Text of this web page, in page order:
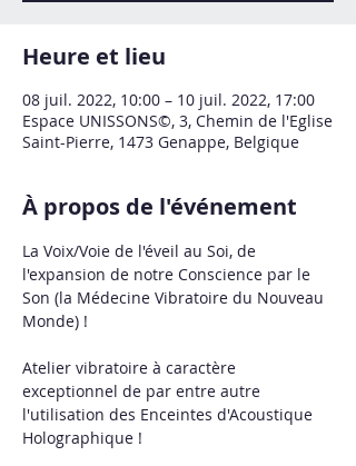
Heure et lieu
08 juil. 2022, 10:00 – 10 juil. 2022, 17:00
Espace UNISSONS©, 3, Chemin de l'Eglise
Saint-Pierre, 1473 Genappe, Belgique
À propos de l'événement
La Voix/Voie de l'éveil au Soi, de
l'expansion de notre Conscience par le
Son (la Médecine Vibratoire du Nouveau
Monde) !
Atelier vibratoire à caractère
exceptionnel de par entre autre
l'utilisation des Enceintes d'Acoustique
Holographique !